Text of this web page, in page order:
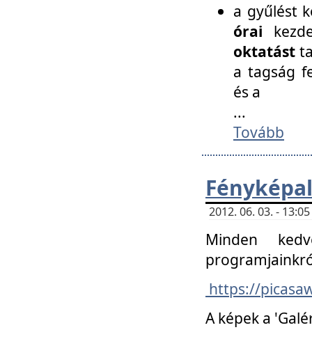
a gyűlést
órai
oktatást
a tagság
és a
...
Tovább
2012. 06. 03. -
Minden
https://
A képek a